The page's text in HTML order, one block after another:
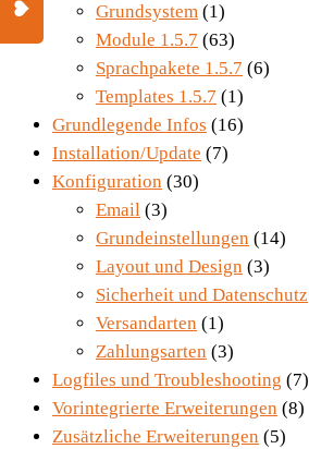
Grundsystem (1)
Module 1.5.7 (63)
Sprachpakete 1.5.7 (6)
Templates 1.5.7 (1)
Grundlegende Infos (16)
Installation/Update (7)
Konfiguration (30)
Email (3)
Grundeinstellungen (14)
Layout und Design (3)
Sicherheit und Datenschutz
Versandarten (1)
Zahlungsarten (3)
Logfiles und Troubleshooting (7)
Vorintegrierte Erweiterungen (8)
Zusätzliche Erweiterungen (5)